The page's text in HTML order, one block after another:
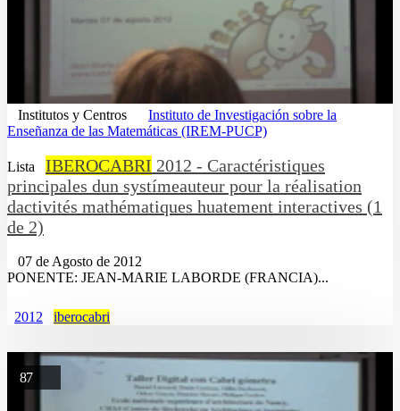
Institutos y Centros
Instituto de Investigación sobre la
Enseñanza de las Matemáticas (IREM-PUCP)
Lista IBEROCABRI 2012 - Caractéristiques
principales dun systímeauteur pour la réalisation
dactivités mathématiques huatement interactives (1
de 2)
07 de Agosto de 2012
PONENTE: JEAN-MARIE LABORDE (FRANCIA)...
2012 iberocabri
87